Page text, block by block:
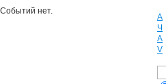
Событий нет.
А
Ч
A
V